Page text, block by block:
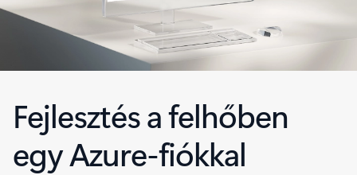
Fejlesztés a felhőben
egy Azure-fiókkal